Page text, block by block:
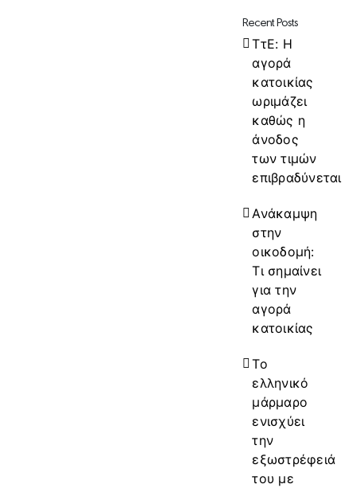
Recent Posts
ΤτΕ: Η
αγορά
κατοικίας
ωριμάζει
καθώς η
άνοδος
των τιμών
επιβραδύνεται
Ανάκαμψη
στην
οικοδομή:
Τι σημαίνει
για την
αγορά
κατοικίας
Το
ελληνικό
μάρμαρο
ενισχύει
την
εξωστρέφειά
του με